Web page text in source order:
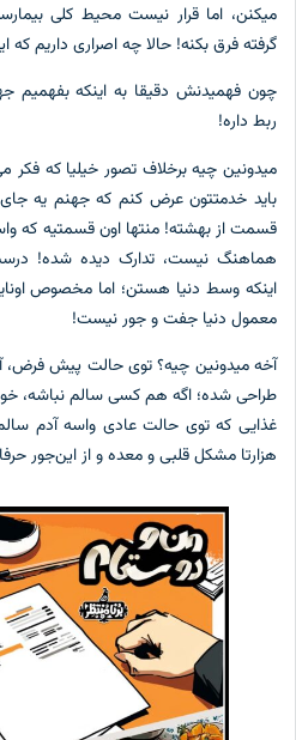
اما قرار نیست محیط کلی
فرق بکنه! حالا چه اصراری داریم که این
فهمیدنش دقیقا به اینکه بفهمیم
داره!
چیه برخلاف تصور خیلیا که فکر
خدمتتون عرض کنم که جهنم یه جای
از بهشته! منتها اون قسمتیه که واسه
نیست، تدارک دیده شده! درست
وسط دنیا هستن؛ اما مخصوص اونایی‌
دنیا جفت و جور نیست!
میدونین چیه؟ توی حالت پیش فرض، آخرت
شده؛ اگه هم کسی سالم نباشه،
که توی حالت عادی واسه آدم سالم
مشکل قلبی و معده و از این‌جور حرفا داره!